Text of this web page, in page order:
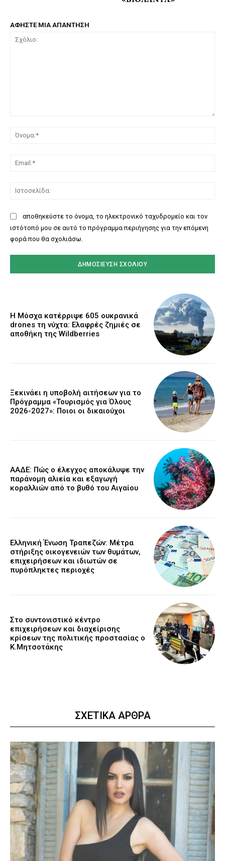
ΑΦΗΣΤΕ ΜΙΑ ΑΠΑΝΤΗΣΗ
αποθηκεύστε το όνομα, το ηλεκτρονικό ταχυδρομείο και τον
ιστότοπό μου σε αυτό το πρόγραμμα περιήγησης για την επόμενη
φορά που θα σχολιάσω.
Η Μόσχα κατέρριψε 605 ουκρανικά
drones τη νύχτα: Ελαφρές ζημιές σε
αποθήκη της Wildberries
Ξεκινάει η υποβολή αιτήσεων για το
Πρόγραμμα «Τουρισμός για Όλους
2026-2027»: Ποιοι οι δικαιούχοι
ΑΑΔΕ: Πώς ο έλεγχος αποκάλυψε την
παράνομη αλιεία και εξαγωγή
κοραλλιών από το βυθό του Αιγαίου
Ελληνική Ένωση Τραπεζών: Μέτρα
στήριξης οικογενειών των θυμάτων,
επιχειρήσεων και ιδιωτών σε
πυρόπληκτες περιοχές
Στο συντονιστικό κέντρο
επιχειρήσεων και διαχείρισης
κρίσεων της πολιτικής προστασίας ο
Κ.Μητσοτάκης
ΣΧΕΤΙΚΑ ΑΡΘΡΑ